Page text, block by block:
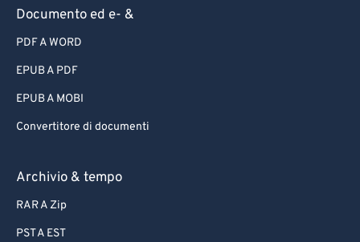
Documento ed e- &
PDF A WORD
EPUB A PDF
EPUB A MOBI
Convertitore di documenti
Archivio & tempo
RAR A Zip
PST A EST